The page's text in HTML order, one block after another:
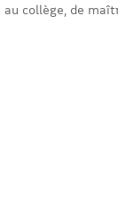
collège, de